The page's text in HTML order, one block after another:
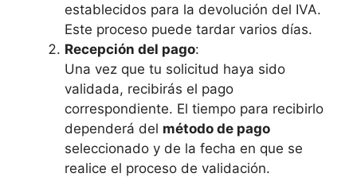
establecidos para la devolución del IVA.
Este proceso puede tardar varios días.
Recepción del pago:
Una vez que tu solicitud haya sido
validada, recibirás el pago
correspondiente. El tiempo para recibirlo
dependerá del método de pago
seleccionado y de la fecha en que se
realice el proceso de validación.